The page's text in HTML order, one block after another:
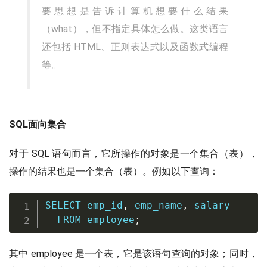
要思想是告诉计算机想要什么结果
（what），但不指定具体怎么做。这类语言
还包括 HTML、正则表达式以及函数式编程
等。
SQL面向集合
对于 SQL 语句而言，它所操作的对象是一个集合（表），
操作的结果也是一个集合（表）。例如以下查询：
SELECT emp_id , emp_name ,
salary
FROM employee ;
其中 employee 是一个表，它是该语句查询的对象；同时，